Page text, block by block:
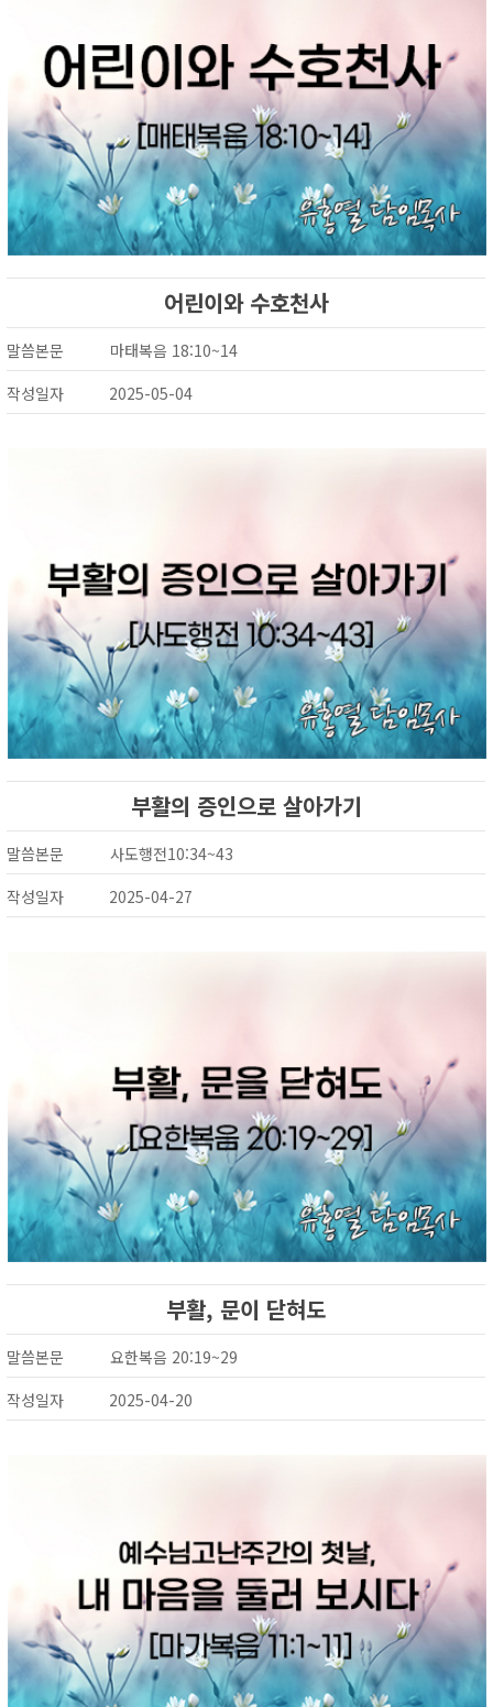
어린이와 수호천사
말씀본문
마태복음 18:10~14
작성일자
2025-05-04
부활의 증인으로 살아가기
말씀본문
사도행전10:34~43
작성일자
2025-04-27
부활, 문이 닫혀도
말씀본문
요한복음 20:19~29
작성일자
2025-04-20